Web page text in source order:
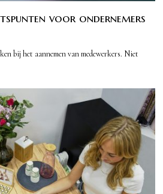
voor ondernemers
bij het aannemen van medewerkers. Niet